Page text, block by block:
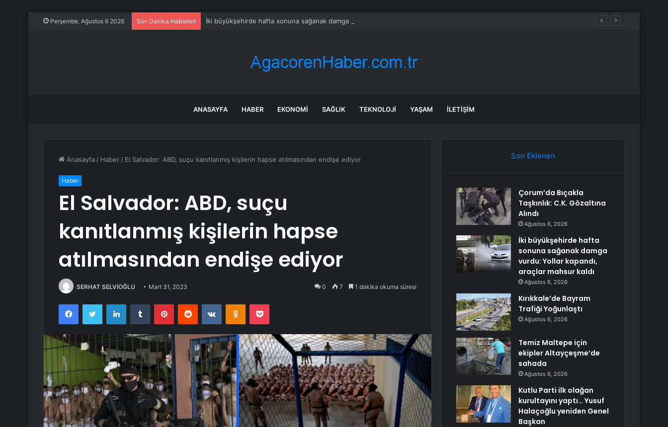
Perşembe, Ağustos 6 2026 Son Dakika Haberleri İki büyükşehirde hafta sonuna sağanak damga vurdu: Yollar kapandı, araçlar mahsur kaldı
ANASAYFA HABER EKONOMI SAĞLIK TEKNOLOJI YAŞAM İLETIŞIM
Anasayfa / Haber / El Salvador: ABD, suçu kanıtlanmış kişilerin hapse atılmasından endişe ediyor
Haber
El Salvador: ABD, suçu
kanıtlanmış kişilerin hapse
atılmasından endişe ediyor
SERHAT SELVİOĞLU Mart 31, 2023 0 7 1 dakika okuma süresi
FacebookTwitter LinkedInTumblr PinterestReddit VKontakteOdnoklassniki
Pocket
Son Eklenen
Çorum’da Bıçakla
Taşkınlık: C.K. Gözaltına
Alındı
Ağustos 6, 2026
İki büyükşehirde hafta
sonuna sağanak damga
vurdu: Yollar kapandı,
araçlar mahsur kaldı
Ağustos 6, 2026
Kırıkkale’de Bayram
Trafiği Yoğunlaştı
Ağustos 6, 2026
Temiz Maltepe için
ekipler Altayçeşme’de
sahada
Ağustos 6, 2026
Kutlu Parti ilk olağan
kurultayını yaptı… Yusuf
Halaçoğlu yeniden Genel
Başkan